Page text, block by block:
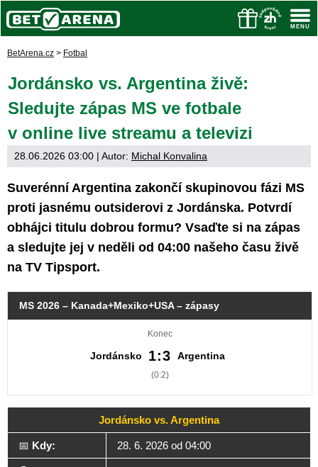
BetArena.cz > Fotbal
Jordánsko vs. Argentina živě:
Sledujte zápas MS ve fotbale
v online live streamu a televizi
28.06.2026 03:00 | Autor: Michal Konvalina
Suverénní Argentina zakončí skupinovou fázi MS
proti jasnému outsiderovi z Jordánska. Potvrdí
obhájci titulu dobrou formu? Vsaďte si na zápas
a sledujte jej v neděli od 04:00 našeho času živě
na TV Tipsport.
MS 2026 – Kanada+Mexiko+USA – zápasy
Konec
Jordánsko 1:3 Argentina
(0:2)
Jordánsko vs. Argentina
📅 Kdy: 28. 6. 2026 od 04:00